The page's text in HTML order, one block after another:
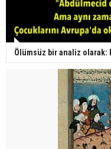
Ölümsüz bir analiz olarak: